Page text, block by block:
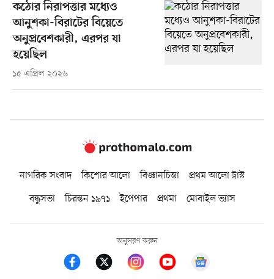
কঠোর নিরাপত্তার মধ্যেও
আনুশকা-বিরাটের বিয়েতে
অনুপ্রবেশকারী, এরপর যা
হয়েছিল
১৫ এপ্রিল ২০২৬
নাগরিক সংবাদ কিশোর আলো বিজ্ঞানচিন্তা
প্রথম আলো ট্রাস্ট
বন্ধুসভা
চিরন্তন ১৯৭১ ইপেপার প্রথমা মোবাইল ভ্যাস
অনুসরণ করুন